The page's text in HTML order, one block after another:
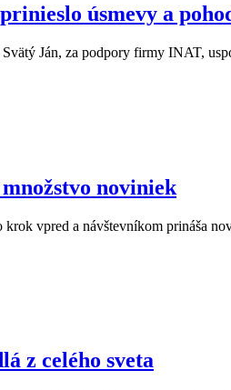
úsmevy a
Ján, za podpory firmy INAT,
noviniek
vpred a návštevníkom prináša
z celého sveta